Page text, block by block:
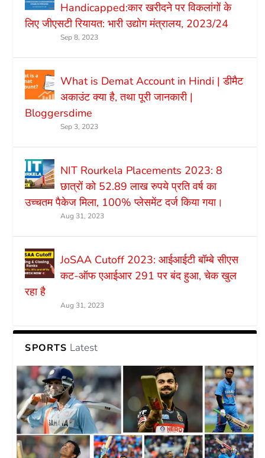
Handicapped:कार खरीदने पर विकलांगों के
लिए जीएसटी रियायत: भारी उद्योग मंत्रालय, 2023/24
Sep 8, 2023
What is Demat Account in Hindi | डीमैट
अकाउंट क्या है, तथा पूरी जानकारी |
Bloggersdime
Sep 3, 2023
NIT Rourkela Placements 2023: 8
छात्रों को 52.89 लाख रुपये प्रति वर्ष का
उच्चतम पैकेज मिला, 100% प्लेसमेंट दर्ज किया गया।
Aug 31, 2023
JoSAA Cutoff 2023: आईआईटी बॉम्बे सीएस
कट-ऑफ एआईआर 291 पर बंद हुआ, चेक खुल
रहा है
Aug 31, 2023
SPORTS Latest